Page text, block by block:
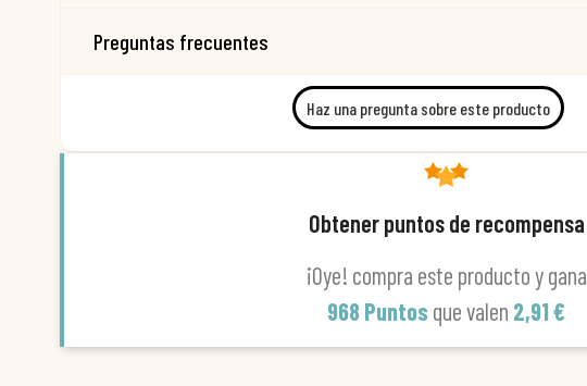
Preguntas frecuentes
Haz una pregunta sobre este producto
Obtener puntos de recompensa
¡Oye! compra este producto y gana
968 Puntos que valen 2,91 €